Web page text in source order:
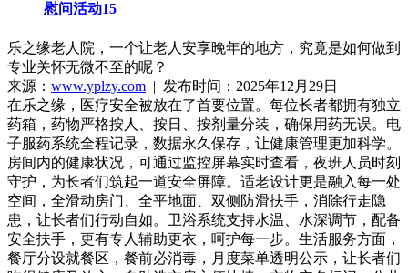
慰问活动15
乐之缘老人院，一个让老人安享晚年的地方，究竟是如何做到
专业关怀无微不至的呢？
来源： www.yplzy.com | 发布时间：2025年12月29日
在乐之缘，医疗安全被放在了首要位置。每位长者都拥有独立
药箱，药物严格按人、按日、按剂量分装，确保用药无误。电
子服药系统全程记录，数据永久保存，让健康管理更加科学。
房间内的健康状况，可通过监控屏幕实时查看，夜班人员时刻
守护，为长者们筑起一道安全屏障。适老设计更是融入每一处
空间，全滑动房门、全平地面、双侧防滑扶手，消除行走隐
患，让长者们行动自如。卫浴系统支持水温、水深调节，配备
安全扶手，更有专人辅助更衣，呵护每一步。生活服务方面，
餐厅分设就餐区，餐前必消毒，月度菜单透明公示，让长者们